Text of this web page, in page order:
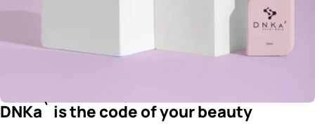
DNKa` is the code of your beauty